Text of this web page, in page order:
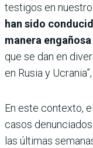
testigos en
han sido
manera
que se dan en
en Rusia y
En este contexto,
casos
las últimas